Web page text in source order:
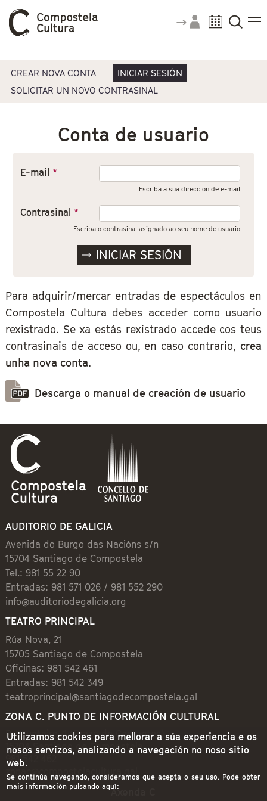
Pestanas principais
CREAR NOVA CONTA
INICIAR SESIÓN
SOLICITAR UN NOVO CONTRASINAL
Conta de usuario
E-mail *
Escriba a sua direccion de e-mail
Contrasinal *
Escriba o contrasinal asignado ao seu nome de usuario
Para adquirir/mercar entradas de espectáculos en
Compostela Cultura debes acceder como usuario
rexistrado. Se xa estás rexistrado accede cos teus
contrasinais de acceso ou, en caso contrario, crea
unha nova conta.
Descarga o manual de creación de usuario
AUDITORIO DE GALICIA
Avenida do Burgo das Nacións s/n
15704 Santiago de Compostela
Tel.: 981 55 22 90
Entradas: 981 571 026 / 981 552 290
info@auditoriodegalicia.org
TEATRO PRINCIPAL
Rúa Nova, 21
15705 Santiago de Compostela
Oficinas: 981 542 461
Entradas: 981 542 349
teatroprincipal@santiagodecompostela.gal
ZONA C. PUNTO DE INFORMACIÓN CULTURAL
Preguntoiro, 1 (Praza de Cervantes)
15704 Santiago de Compostela
981 542 462
zonac@compostelacultura.gal
Axenda C
Utilizamos cookies para mellorar a súa experiencia e os
nosos servizos, analizando a navegación no noso sitio
web.
Se continúa navegando, consideramos que acepta o seu uso. Pode obter
mais información pulsando aquí: